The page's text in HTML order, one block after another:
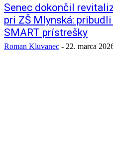
Senec dokončil
pri ZŠ Mlynská:
SMART prístrešky
Roman Kluvanec - 22. marca